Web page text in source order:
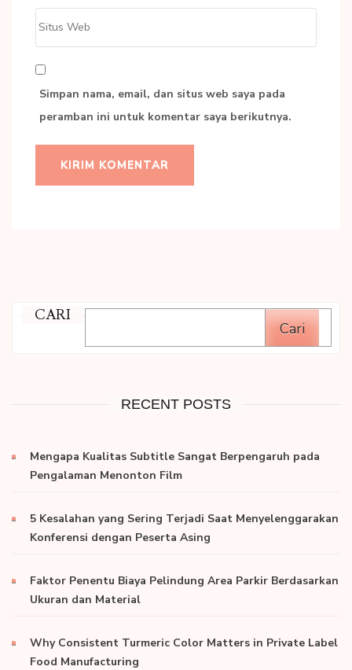
Simpan nama, email, dan situs web saya pada
peramban ini untuk komentar saya berikutnya.
CARI
Cari
RECENT POSTS
Mengapa Kualitas Subtitle Sangat Berpengaruh pada
Pengalaman Menonton Film
5 Kesalahan yang Sering Terjadi Saat Menyelenggarakan
Konferensi dengan Peserta Asing
Faktor Penentu Biaya Pelindung Area Parkir Berdasarkan
Ukuran dan Material
Why Consistent Turmeric Color Matters in Private Label
Food Manufacturing